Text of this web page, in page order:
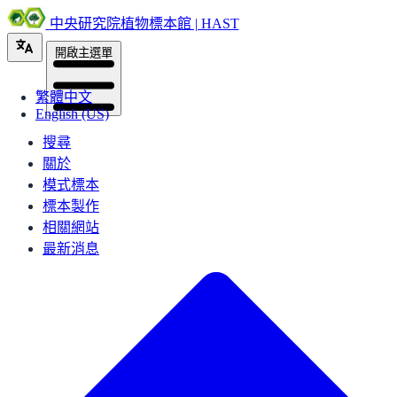
中央研究院植物標本館 | HAST
繁體中文
English (US)
開啟主選單
搜尋
關於
模式標本
標本製作
相關網站
最新消息